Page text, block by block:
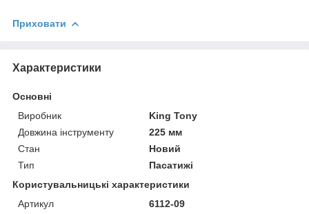
Приховати
Характеристики
Основні
Виробник
King Tony
Довжина інструменту
225 мм
Стан
Новий
Тип
Пасатижі
Користувальницькі характеристики
Артикул
6112-09